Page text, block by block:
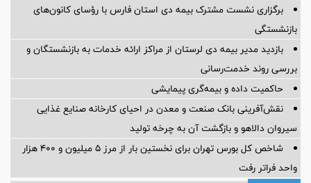
برگزاری نشست مشترک بیمه دی استان فارس با رؤسای کانون‌های
بازنشستگی
بازدید مدیر بیمه دی لرستان از مراکز ارائه خدمات به بازنشستگان و
بررسی روند خدمت‌رسانی
حاکمیت داده و بیمه‌گری پیمایشی
نقش‌آفرینی بانک صنعت و معدن در احیای کارخانه صنایع غذایی
سیروان دالاهو و بازگشت آن به چرخه تولید
شاخص کل بورس تهران برای نخستین بار از مرز ۵ میلیون و ۴۰۰ هزار
واحد فراتر رفت